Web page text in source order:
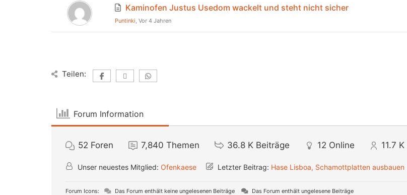
Kaminofen Justus Usedom wackelt und steht nicht sicher
Puntinki, Vor 4 Jahren
Teilen:
Forum Information
52 Foren 7,840 Themen 36.8 K Beiträge 12 Online 11.7 K
Unser neuestes Mitglied: Ofenkaese Letzter Beitrag: Hase Lisboa, Schamottplatten ausbauen
Forum Icons: Das Forum enthält keine ungelesenen Beiträge
Das Forum enthält ungelesene Beiträge